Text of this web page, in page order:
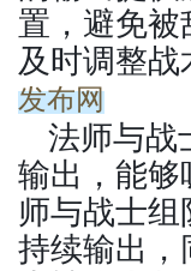
置，避免
及时调整
发布网
法师与战
输出，能
师与战士
持续输出